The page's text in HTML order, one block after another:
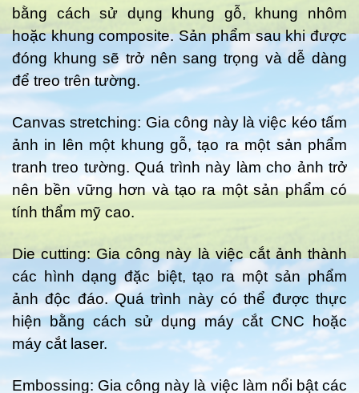
bằng cách sử dụng khung gỗ, khung nhôm
hoặc khung composite. Sản phẩm sau khi được
đóng khung sẽ trở nên sang trọng và dễ dàng
để treo trên tường.
Canvas stretching: Gia công này là việc kéo tấm
ảnh in lên một khung gỗ, tạo ra một sản phẩm
tranh treo tường. Quá trình này làm cho ảnh trở
nên bền vững hơn và tạo ra một sản phẩm có
tính thẩm mỹ cao.
Die cutting: Gia công này là việc cắt ảnh thành
các hình dạng đặc biệt, tạo ra một sản phẩm
ảnh độc đáo. Quá trình này có thể được thực
hiện bằng cách sử dụng máy cắt CNC hoặc
máy cắt laser.
Embossing: Gia công này là việc làm nổi bật các